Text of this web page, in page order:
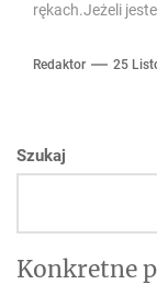
rękach.Jeżeli
Redaktor 25
Szukaj
Konkretne